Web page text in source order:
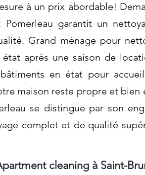
à un prix abordable!
Pomerleau garantit un
Grand ménage pour
après une saison de
en état pour
maison reste propre et
se distingue par son
complet et de qualité
cleaning à Saint-